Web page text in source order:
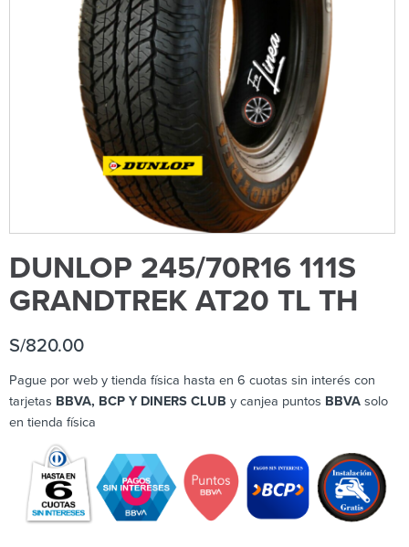
DUNLOP 245/70R16 111S
GRANDTREK AT20 TL TH
S/820.00
Pague por web y tienda física hasta en 6 cuotas sin interés con
tarjetas BBVA, BCP Y DINERS CLUB y canjea puntos BBVA solo
en tienda física